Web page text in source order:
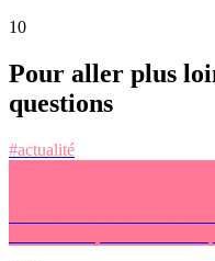
10
Pour aller plus
questions
#actualité